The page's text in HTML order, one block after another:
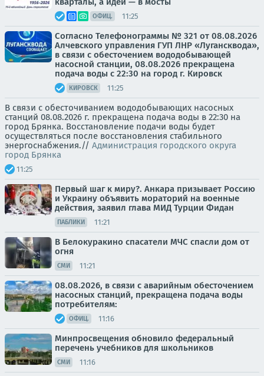
ОФИЦ. 11:25
Согласно Телефонограммы № 321 от 08.08.2026
Алчевского управления ГУП ЛНР «Лугансквода»,
в связи с обесточением вододобывающей
насосной станции, 08.08.2026 прекращена
подача воды с 22:30 на город г. Кировск
КИРОВСК 11:25
В связи с обесточиванием вододобывающих насосных
станций 08.08.2026 г. прекращена подача воды в 22:30 на
город Брянка. Восстановление подачи воды будет
осуществляться после восстановления стабильного
энергоснабжения.// Администрация городского округа
город Брянка
11:25
Первый шаг к миру?. Анкара призывает Россию
и Украину объявить мораторий на военные
действия, заявил глава МИД Турции Фидан
ПАБЛИКИ 11:21
В Белокуракино спасатели МЧС спасли дом от
огня
СМИ 11:21
08.08.2026, в связи с аварийным обесточением
насосных станций, прекращена подача воды
потребителям:
ОФИЦ. 11:16
Минпросвещения обновило федеральный
перечень учебников для школьников
СМИ 11:16